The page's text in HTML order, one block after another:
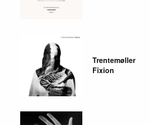
Trentemøller
Fixion